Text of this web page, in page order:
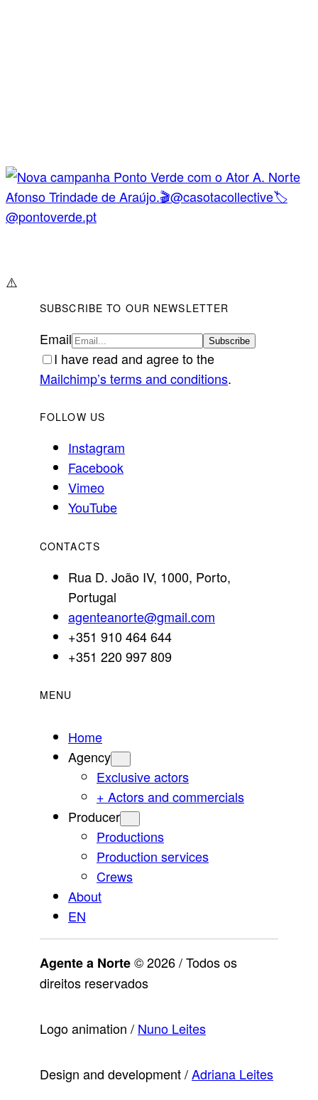
⚠️
SUBSCRIBE TO OUR NEWSLETTER
Email
I have read and agree to the
Mailchimp’s terms and conditions.
FOLLOW US
Instagram
Facebook
Vimeo
YouTube
CONTACTS
Rua D. João IV, 1000, Porto,
Portugal
agenteanorte@gmail.com
+351 910 464 644
+351 220 997 809
MENU
Home
Agency
Exclusive actors
+ Actors and commercials
Producer
Productions
Production services
Crews
About
EN
Agente a Norte© 2026 / Todos os
direitos reservados
Logo animation / Nuno Leites
Design and development /Adriana Leites